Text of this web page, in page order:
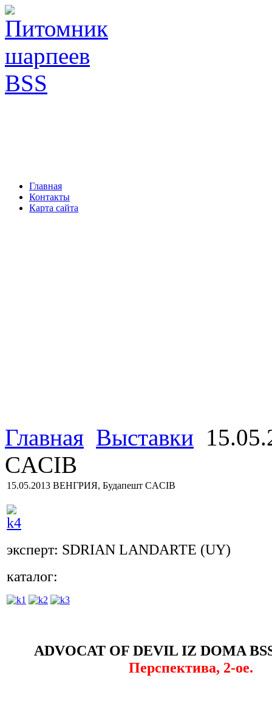
Главная
Контакты
Карта сайта
Главная Выставки
CACIB
15.05.2013 ВЕНГРИЯ, Будапешт CACIB
эксперт: SDRIAN LANDARTE (UY)
каталог:
ADVOCAT OF DEVIL IZ DOMA
Перспектива, 2-ое.